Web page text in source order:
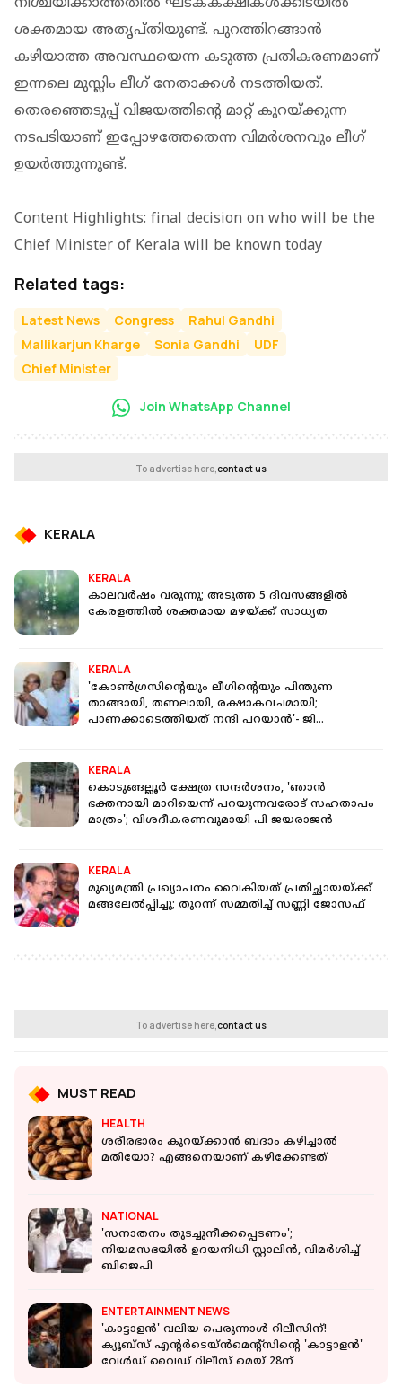
ശക്തമായ അതൃപ്തിയുണ്ട്. പുറത്തിറങ്ങാന്‍
കഴിയാത്ത അവസ്ഥയെന്ന കടുത്ത പ്രതികരണമാണ്
ഇന്നലെ മുസ്ലിം ലീഗ് നേതാക്കള്‍ നടത്തിയത്.
തെരഞ്ഞെടുപ്പ് വിജയത്തിന്റെ മാറ്റ് കുറയ്ക്കുന്ന
നടപടിയാണ് ഇപ്പോഴത്തേതെന്ന വിമര്‍ശനവും ലീഗ്
ഉയര്‍ത്തുന്നുണ്ട്.
Content Highlights: final decision on who will be the
Chief Minister of Kerala will be known today
Related tags:
Latest News Congress
Rahul Gandhi
Mallikarjun Kharge
Sonia Gandhi
UDF
Chief Minister
Join WhatsApp Channel
To advertise here,contact us
KERALA
KERALA
കാലവര്‍ഷം വരുന്നു; അടുത്ത 5 ദിവസങ്ങളില്‍
കേരളത്തില്‍ ശക്തമായ മഴയ്ക്ക് സാധ്യത
KERALA
'കോൺഗ്രസിന്റെയും ലീഗിന്റെയും പിന്തുണ
താങ്ങായി, തണലായി, രക്ഷാകവചമായി;
പാണക്കാടെത്തിയത് നന്ദി പറയാൻ'- ജി
KERALA
കൊടുങ്ങല്ലൂർ ക്ഷേത്ര സന്ദർശനം, 'ഞാൻ
ഭക്തനായി മാറിയെന്ന് പറയുന്നവരോട് സഹതാപം
മാത്രം'; വിശദീകരണവുമായി പി ജയരാജൻ
KERALA
മുഖ്യമന്ത്രി പ്രഖ്യാപനം വൈകിയത് പ്രതിച്ഛായയ്ക്ക്
മങ്ങലേല്‍പ്പിച്ചു; തുറന്ന് സമ്മതിച്ച് സണ്ണി ജോസഫ്
To advertise here,contact us
MUST READ
HEALTH
ശരീരഭാരം കുറയ്ക്കാന്‍ ബദാം കഴിച്ചാല്‍
മതിയോ? എങ്ങനെയാണ് കഴിക്കേണ്ടത്
NATIONAL
'സനാതനം തുടച്ചുനീക്കപ്പെടണം';
നിയമസഭയിൽ ഉദയനിധി സ്റ്റാലിൻ, വിമർശിച്ച്
ബിജെപി
ENTERTAINMENT NEWS
'കാട്ടാളൻ' വലിയ പെരുന്നാള്‍ റിലീസിന്!
ക്യൂബ്സ് എൻ്റർടെയ്ൻമെന്‍റ്സിന്‍റെ 'കാട്ടാളൻ'
വേൾഡ് വൈഡ് റിലീസ് മെയ് 28ന്